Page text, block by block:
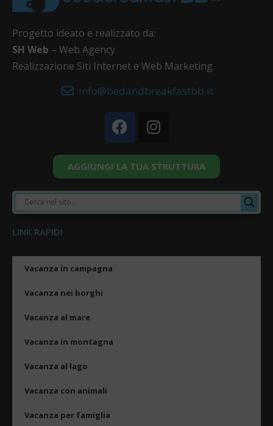
Progetto ideato e realizzato da:
SH Web – Web Agency
Realizzazione Siti Internet e Web Marketing
info@bedandbreakfastbb.it
AGGIUNGI LA TUA STRUTTURA
LINK RAPIDI
Vacanza in campagna
Vacanza nei borghi
Vacanza al mare
Vacanza in montagna
Vacanza al lago
Vacanza con animali
Vacanza per famiglia